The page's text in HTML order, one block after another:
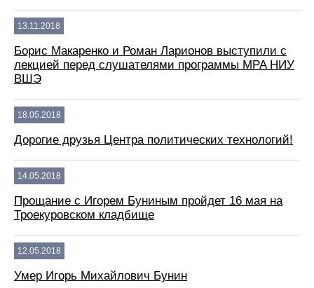
13.11.2018
Борис Макаренко и Роман Ларионов выступили с
лекцией перед слушателями программы MPA НИУ
ВШЭ
18.05.2018
Дорогие друзья Центра политических технологий!
14.05.2018
Прощание с Игорем Буниным пройдет 16 мая на
Троекуровском кладбище
12.05.2018
Умер Игорь Михайлович Бунин